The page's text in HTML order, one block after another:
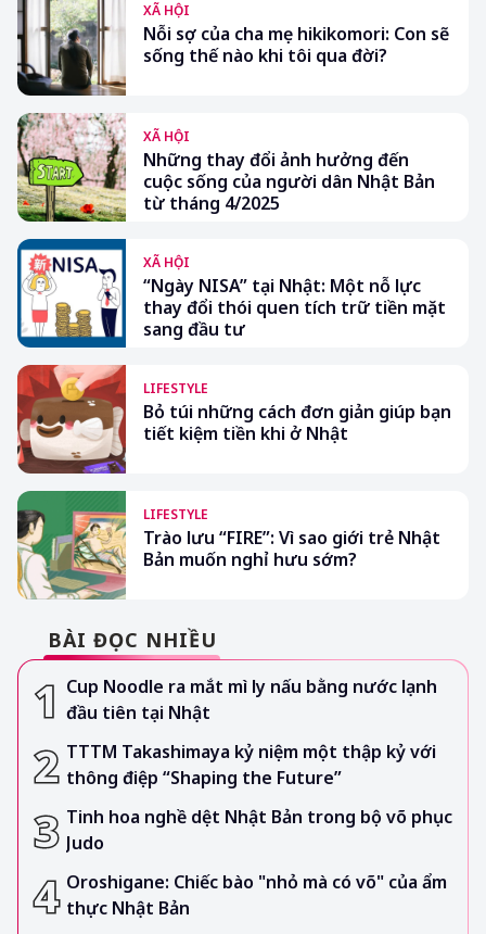
XÃ HỘI
Nỗi sợ của cha mẹ hikikomori: Con sẽ
sống thế nào khi tôi qua đời?
XÃ HỘI
Những thay đổi ảnh hưởng đến
cuộc sống của người dân Nhật Bản
từ tháng 4/2025
XÃ HỘI
“Ngày NISA” tại Nhật: Một nỗ lực
thay đổi thói quen tích trữ tiền mặt
sang đầu tư
LIFESTYLE
Bỏ túi những cách đơn giản giúp bạn
tiết kiệm tiền khi ở Nhật
LIFESTYLE
Trào lưu “FIRE”: Vì sao giới trẻ Nhật
Bản muốn nghỉ hưu sớm?
BÀI ĐỌC NHIỀU
Cup Noodle ra mắt mì ly nấu bằng nước lạnh
đầu tiên tại Nhật
TTTM Takashimaya kỷ niệm một thập kỷ với
thông điệp “Shaping the Future”
Tinh hoa nghề dệt Nhật Bản trong bộ võ phục
Judo
Oroshigane: Chiếc bào "nhỏ mà có võ" của ẩm
thực Nhật Bản